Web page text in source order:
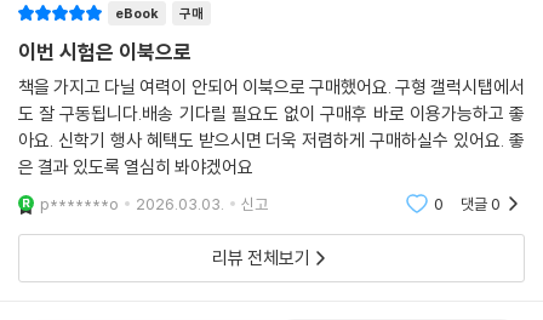
eBook 구매
이번 시험은 이북으로
책을 가지고 다닐 여력이 안되어 이북으로 구매했어요. 구형 갤럭시탭에서
도 잘 구동됩니다.배송 기다릴 필요도 없이 구매후 바로 이용가능하고 좋
아요. 신학기 행사 혜택도 받으시면 더욱 저렴하게 구매하실수 있어요. 좋
은 결과 있도록 열심히 봐야겠어요
p*******o 2026.03.03. 신고 0 댓글0
리뷰 전체보기